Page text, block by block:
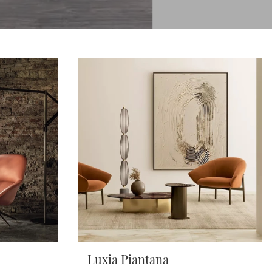
Luxia Piantana